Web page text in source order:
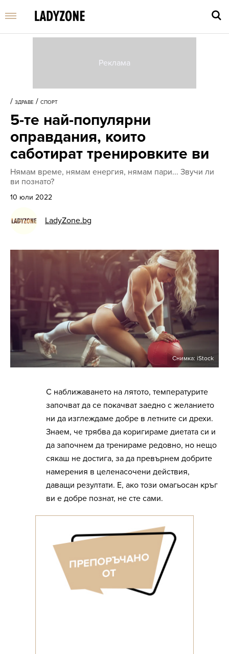
/ ЗДРАВЕ / СПОРТ
5-те най-популярни
оправдания, които
саботират тренировките ви
Нямам време, нямам енергия, нямам пари... Звучи ли
ви познато?
10 юли 2022
LadyZone.bg
Снимка: iStock
С наближаването на лятото, температурите
започват да се покачват заедно с желанието
ни да изглеждаме добре в летните си дрехи.
Знаем, че трябва да коригираме диетата си и
да започнем да тренираме редовно, но нещо
сякаш не достига, за да превърнем добрите
намерения в целенасочени действия,
даващи резултати. Е, ако този омагьосан кръг
ви е добре познат, не сте сами.